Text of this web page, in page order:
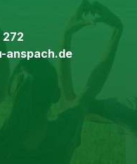
272
anspach.de